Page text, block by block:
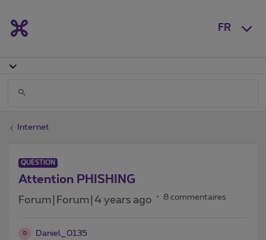
FR
Internet
QUESTION
Attention PHISHING
Forum|Forum|4 years ago 8 commentaires
D Daniel_0135